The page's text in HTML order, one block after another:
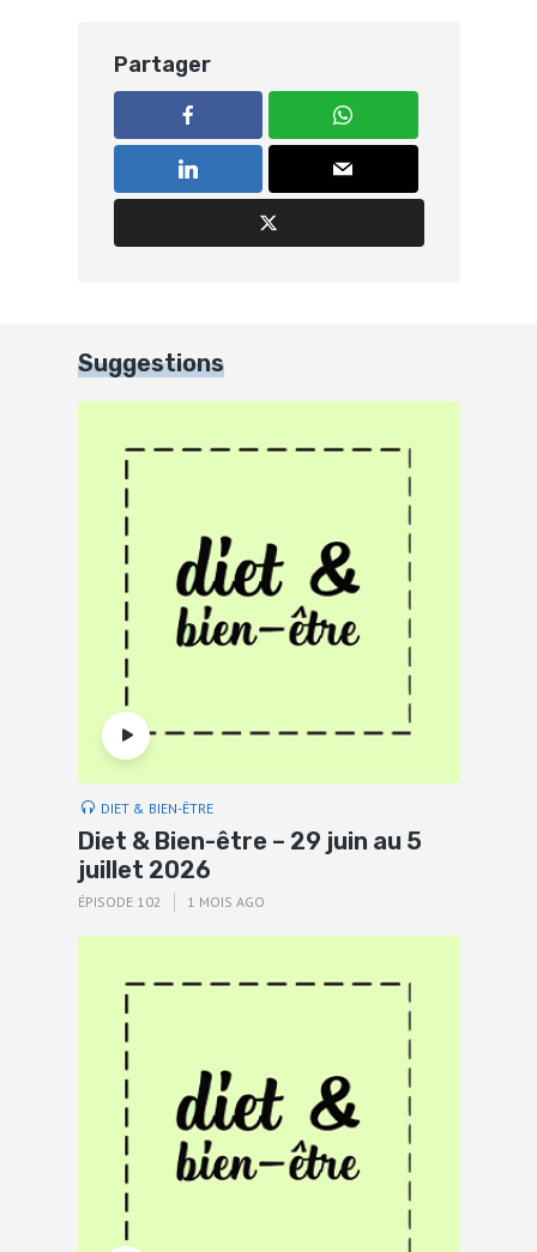
Partager
Suggestions
DIET & BIEN-ÊTRE
Diet & Bien-être – 29 juin au 5
juillet 2026
ÉPISODE 102 1 MOIS AGO